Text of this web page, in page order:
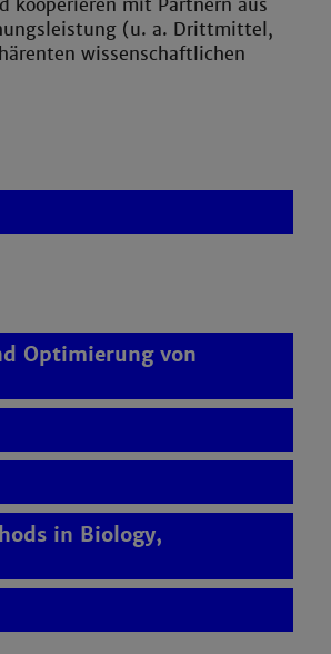
kooperieren mit Partnern aus
(u. a. Drittmittel,
wissenschaftlichen
Optimierung von
in Biology,